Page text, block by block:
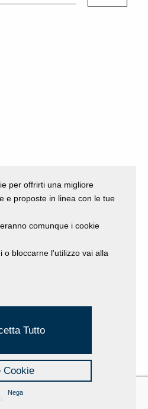
per offrirti una migliore
e proposte in linea con le tue
comunque i cookie
o bloccarne l'utilizzo vai alla
Tutto
Cookie
Nega